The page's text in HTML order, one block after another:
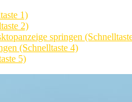
1)
2)
springen
(Schnelltaste 4)
5)